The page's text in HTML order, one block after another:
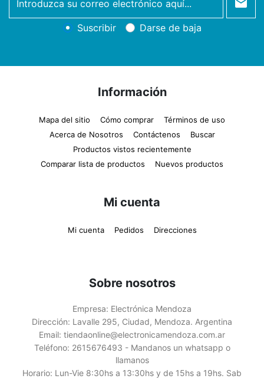
newsletter
Suscribir Darse de baja
Información
Mapa del sitio Cómo comprar
Términos de uso
Acerca de Nosotros
Contáctenos
Buscar
Productos vistos recientemente
Comparar lista de productos
Nuevos productos
Mi cuenta
Mi cuenta Pedidos Direcciones
Sobre nosotros
Empresa: Electrónica Mendoza
Dirección: Lavalle 295, Ciudad, Mendoza. Argentina
Email: tiendaonline@electronicamendoza.com.ar
Teléfono: 2615676493 - Mandanos un whatsapp o
llamanos
Horario: Lun-Vie 8:30hs a 13:30hs y de 15hs a 19hs. Sab